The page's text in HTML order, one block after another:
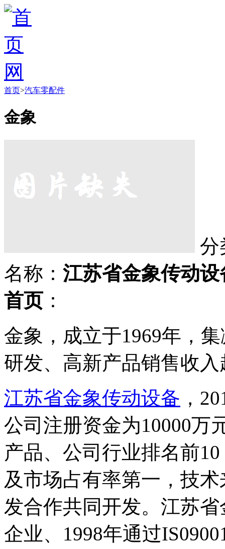
首页>汽车零配件
金象
分
名称： 江苏省金象传动设
首页 ：
金象，成立于1969年，
研发、高新产品销售收
江苏省金象传动设备 ，
公司注册资金为10000万
产品、公司行业排名前
及市场占有率第一，技
发合作共同开发。江苏
企业、1998年通过